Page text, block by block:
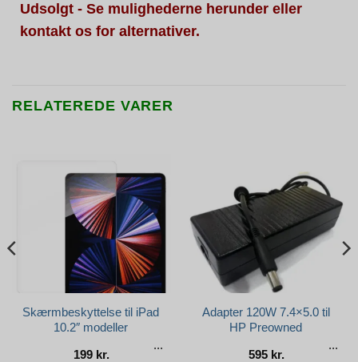
Udsolgt - Se mulighederne herunder eller
kontakt os for alternativer.
RELATEREDE VARER
Skærmbeskyttelse til iPad
10.2″ modeller
199 kr.
Adapter 120W 7.4×5.0 til
HP Preowned
595 kr.